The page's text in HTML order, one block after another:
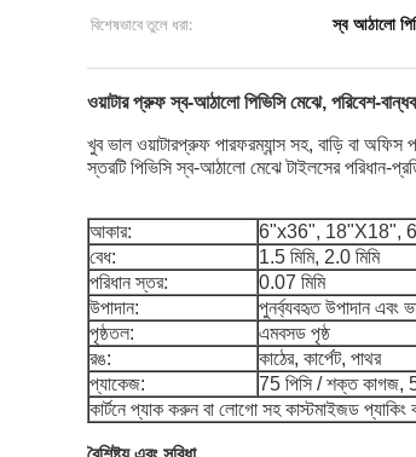
বিশেষভাবে তুলে ধরা:
স্ব আঠালো
ওয়াটার প্রুফ স্ব-আঠালো পিভিসি মেঝে, পরিবেশ-
খুব ভাল ওয়াটারপ্রুফ পারফরম্যান্স সহ, বাড়ি বা অফিস
স্তরটি পিভিসি স্ব-আঠালো মেঝে টাইলসের পরিধান-
আকার:
6"x36", 18"X18",
বেধ:
1.5 মিমি, 2.0 মিমি
পরিধান স্তর:
0.07 মিমি
উপাদান:
পুনর্ব্যবহৃত উপাদান এবং
পৃষ্ঠতল:
এমবসড পৃষ্ঠ
রঙ:
কাঠের, কার্পেট, পাথর
প্যাকেজ:
75 পিসি / শক্ত কাগজ,
কার্টনে প্যাক করুন বা লোগো সহ কাস্টমাইজড